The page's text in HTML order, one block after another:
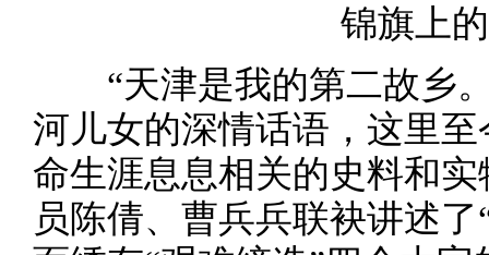
锦旗上
“天津是我的第二故乡
河儿女的深情话语，这里
命生涯息息相关的史料和
员陈倩、曹兵兵联袂讲述